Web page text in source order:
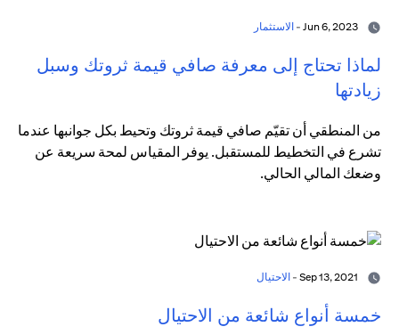
الاستثمار
لماذا تحتاج إلى معرفة صافي قيمة ثروتك وسبل
زيادتها
من المنطقي أن تقيّم صافي قيمة ثروتك وتحيط بكل جوانبها عندما
تشرع في التخطيط للمستقبل. يوفر المقياس لمحة سريعة عن
وضعك المالي الحالي.
الاحتيال
خمسة أنواع شائعة من الاحتيال